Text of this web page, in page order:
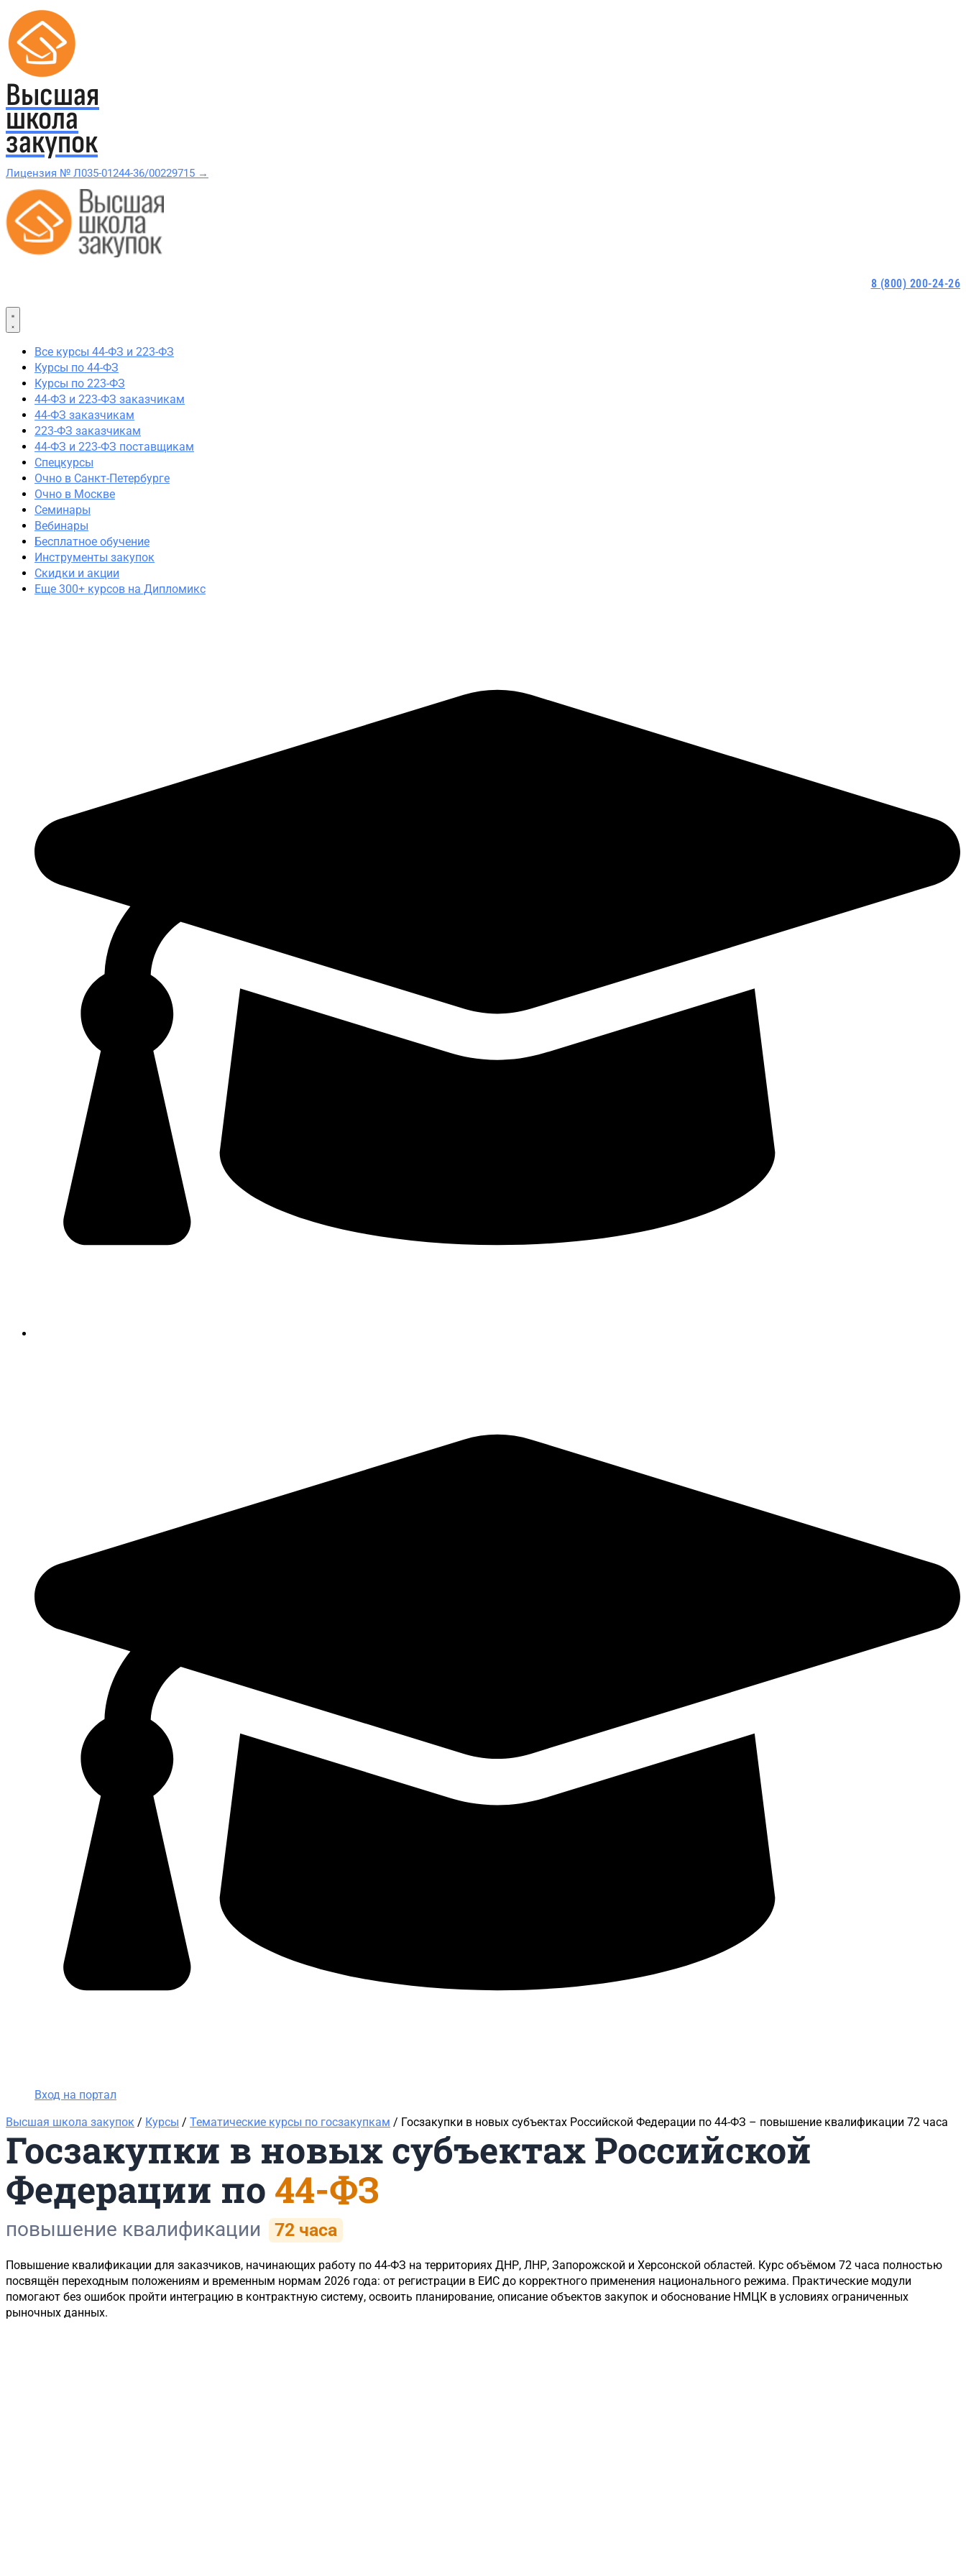
Высшая
школа
закупок
Лицензия № Л035-01244-36/00229715 →
Проверить в реестре Рособрнадзора →
223-ФЗ заказчикам
44-ФЗ и 223-ФЗ поставщикам
Очно в Москве
Очно в Санкт-Петербурге
Семинары
Вебинары
Спецкурсы
Скидки и акции
Вход на портал
8 (800) 200-24-26
Все курсы 44-ФЗ и 223-ФЗ
Курсы по 44-ФЗ
Курсы по 223-ФЗ
44-ФЗ и 223-ФЗ заказчикам
44-ФЗ заказчикам
223-ФЗ заказчикам
44-ФЗ и 223-ФЗ поставщикам
Спецкурсы
Очно в Санкт-Петербурге
Очно в Москве
Семинары
Вебинары
Бесплатное обучение
Инструменты закупок
Скидки и акции
Еще 300+ курсов на Дипломикс
Вход на портал
Высшая школа закупок / Курсы / Тематические курсы по госзакупкам / Госзакупки в новых субъектах Российской Федерации по 44-ФЗ – повышение квалификации 72 часа
Госзакупки в новых субъектах Российской
Федерации по 44-ФЗ
повышение квалификации 72 часа
Повышение квалификации для заказчиков, начинающих работу по 44-ФЗ на территориях ДНР, ЛНР, Запорожской и Херсонской областей. Курс объёмом 72 часа полностью
посвящён переходным положениям и временным нормам 2026 года: от регистрации в ЕИС до корректного применения национального режима. Практические модули
помогают без ошибок пройти интеграцию в контрактную систему, освоить планирование, описание объектов закупок и обоснование НМЦК в условиях ограниченных
рыночных данных.